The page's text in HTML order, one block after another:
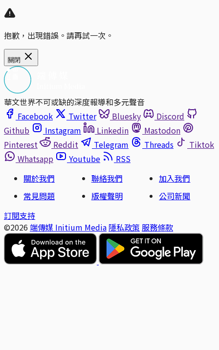
抱歉，出現錯誤。請再試一次。
關閉
華文世界不可或缺的深度報導和多元聲音
Facebook
Twitter Bluesky
Discord
Github
Instagram Linkedin
Mastodon
Pinterest
Reddit Telegram Threads
Tiktok
Whatsapp
Youtube
RSS
關於我們
聯絡我們
加入我們
常見問題
版權聲明
公司新聞
訂閱支持
©2026 端傳媒 Initium Media 隱私政策 服務條款